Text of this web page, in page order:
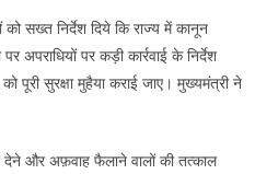
सख्त निर्देश दिये कि राज्य में कानून
अपराधियों पर कड़ी कार्रवाई के निर्देश
पूरी सुरक्षा मुहैया कराई जाए। मुख्यमंत्री ने
देने और अफ़वाह फैलाने वालों की तत्काल